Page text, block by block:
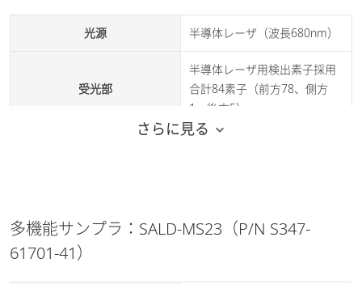
光源 半導体レーザ（波長680nm）
受光部
半導体レーザ用検出素子採用
合計84素子（前方78、側方
1、後方5）
大きさ・重さ
約W680×D280×H430mm、約
31kg
さらに見る
多機能サンプラ：SALD-MS23（P/N S347-
61701-41）